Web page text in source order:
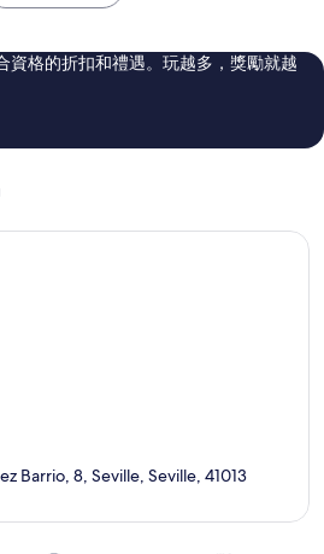
評
論
資格的折扣和禮遇。玩越多，獎勵就越
Barrio, 8, Seville, Seville, 41013